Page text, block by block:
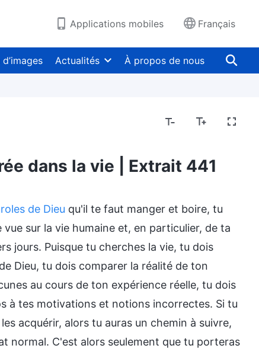
Applications mobiles Français
Actualités À propos de nous
dans la vie | Extrait 441
de Dieu qu'il te faut manger et boire, tu
sur la vie humaine et, en particulier, de ta
jours. Puisque tu cherches la vie, tu dois
Dieu, tu dois comparer la réalité de ton
au cours de ton expérience réelle, tu dois
à tes motivations et notions incorrectes. Si tu
acquérir, alors tu auras un chemin à suivre,
normal. C'est alors seulement que tu porteras